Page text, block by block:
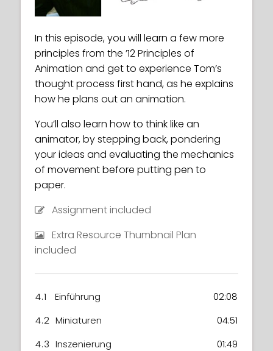
In this episode, you will learn a few more
principles from the ’12 Principles of
Animation and get to experience Tom’s
thought process first hand, as he explains
how he plans out an animation.
You’ll also learn how to think like an
animator, by stepping back, pondering
your ideas and evaluating the mechanics
of movement before putting pen to
paper.
Assignment included
Extra Resource Thumbnail Plan
included
4.1 Einführung
02:08
4.2 Miniaturen
04:51
4.3 Inszenierung
01:49